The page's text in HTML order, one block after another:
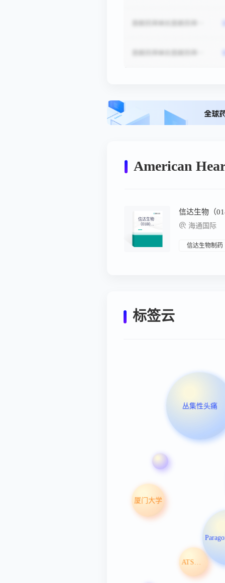
American
信达生物
（0180
1）：稳步
推进五年战
海通国际
信达生物制药
标签云
丛集性头痛
厦门大学